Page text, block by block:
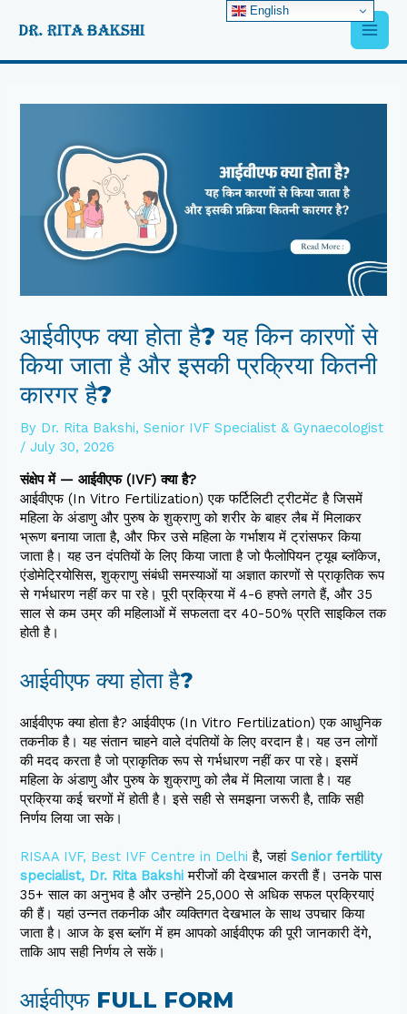
Main
आईवीएफ क्या होता है? यह किन कारणों से
किया जाता है और इसकी प्रक्रिया कितनी
कारगर है?
By Dr. Rita Bakshi, Senior IVF Specialist & Gynaecologist
/July 30, 2026
संक्षेप में — आईवीएफ (IVF) क्या है?
आईवीएफ (In Vitro Fertilization) एक फर्टिलिटी ट्रीटमेंट है जिसमें
महिला के अंडाणु और पुरुष के शुक्राणु को शरीर के बाहर लैब में मिलाकर
भ्रूण बनाया जाता है, और फिर उसे महिला के गर्भाशय में ट्रांसफर किया
जाता है। यह उन दंपतियों के लिए किया जाता है जो फैलोपियन ट्यूब ब्लॉकेज,
एंडोमेट्रियोसिस, शुक्राणु संबंधी समस्याओं या अज्ञात कारणों से प्राकृतिक रूप
से गर्भधारण नहीं कर पा रहे। पूरी प्रक्रिया में 4-6 हफ्ते लगते हैं, और 35
साल से कम उम्र की महिलाओं में सफलता दर 40-50% प्रति साइकिल तक
होती है।
आईवीएफ क्या होता है?
आईवीएफ क्या होता है? आईवीएफ (In Vitro Fertilization) एक आधुनिक
तकनीक है। यह संतान चाहने वाले दंपतियों के लिए वरदान है। यह उन लोगों
की मदद करता है जो प्राकृतिक रूप से गर्भधारण नहीं कर पा रहे। इसमें
महिला के अंडाणु और पुरुष के शुक्राणु को लैब में मिलाया जाता है। यह
प्रक्रिया कई चरणों में होती है। इसे सही से समझना जरूरी है, ताकि सही
निर्णय लिया जा सके।
RISAA IVF, Best IVF Centre in Delhi है, जहांSenior fertility
specialist, Dr. Rita Bakshi मरीजों की देखभाल करती हैं। उनके पास
35+ साल का अनुभव है और उन्होंने 25,000 से अधिक सफल प्रक्रियाएं
की हैं। यहां उन्नत तकनीक और व्यक्तिगत देखभाल के साथ उपचार किया
जाता है। आज के इस ब्लॉग में हम आपको आईवीएफ की पूरी जानकारी देंगे,
ताकि आप सही निर्णय ले सकें।
आईवीएफ FULL FORM
English